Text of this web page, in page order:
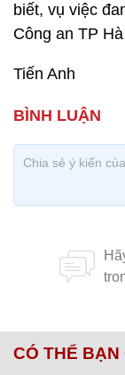
biết, vụ việc
Công an TP
Tiến Anh
CÓ THỂ BẠN